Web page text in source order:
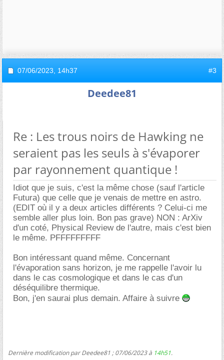
07/06/2023, 14h37 #3
Deedee81
Re : Les trous noirs de Hawking ne
seraient pas les seuls à s'évaporer
par rayonnement quantique !
Idiot que je suis, c'est la même chose (sauf l'article
Futura) que celle que je venais de mettre en astro.
(EDIT où il y a deux articles différents ? Celui-ci me
semble aller plus loin. Bon pas grave) NON : ArXiv
d'un coté, Physical Review de l'autre, mais c'est bien
le même. PFFFFFFFFF
Bon intéressant quand même. Concernant
l'évaporation sans horizon, je me rappelle l'avoir lu
dans le cas cosmologique et dans le cas d'un
déséquilibre thermique.
Bon, j'en saurai plus demain. Affaire à suivre
Dernière modification par Deedee81 ; 07/06/2023 à 14h51.